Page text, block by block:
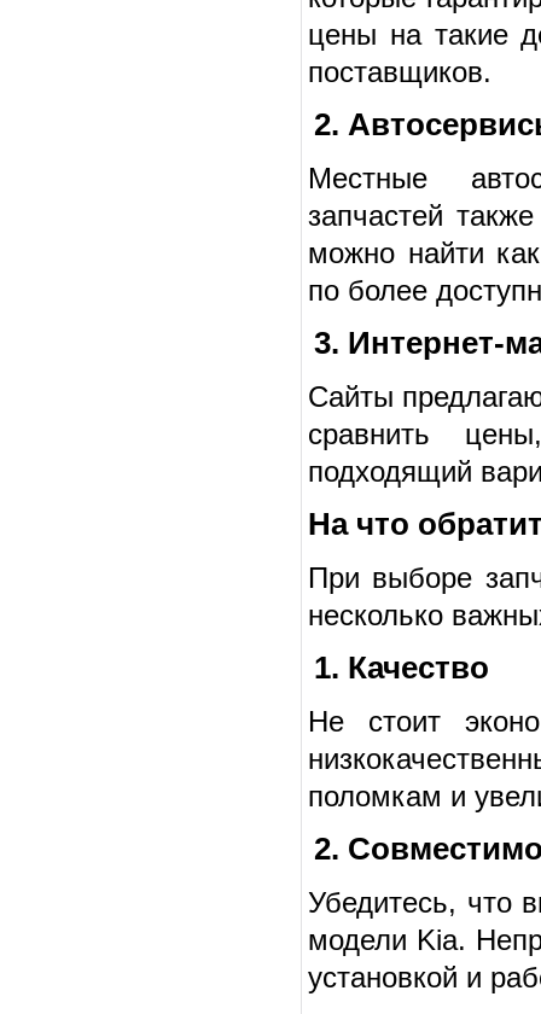
цены на такие
поставщиков.
2.
Местные
запчастей
можно найти
по более
3. Интернет-
Сайты
сравнить
подходящий
На что
При выборе
несколько
1. Качество
Не стоит
поломкам и
2.
Убедитесь, что
модели Kia.
установкой и